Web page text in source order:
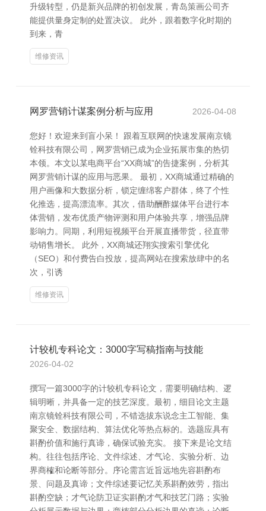
升级转型，仍是新兴品牌的初创发展，青岛策画公司齐
能提供量身定制的处置决议。 此外，跟着数字化时期的
到来，青
维修资讯
网罗营销计谋案例分析与应用 2026-04-08
您好！欢迎来到盲小呆！ 跟着互联网的快速发展南京镜
铨科技有限公司，网罗营销已成为企业拓展市集的热切
本领。本文以某电商平台“XX商城”的告捷案例，分析其
网罗营销计谋的应用与恶果。 最初，XX商城通过精确的
用户画像和大数据分析，锁定缠绵客户群体，终了个性
化推选，提高漂流率。其次，借助酬酢媒体平台进行本
体营销，发布优质产物评测和用户体验共享，增强品牌
影响力。同期，利用短视频平台开展直播带货，径直带
动销售增长。 此外，XX商城还翔实搜索引擎优化
（SEO）和付费告白投放，提高网站在搜索放肆中的名
次，引诱
维修资讯
计较机专科论文：3000字写稿指南与技能
2026-04-02
撰写一篇3000字的计较机专科论文，需要明确结构、逻
辑明晰，并具备一定的技艺深度。最初，细目论文主题
南京镜铨科技有限公司，不错选拔东说念主工智能、集
聚安全、数据结构、算法优化等热点标的。选题应具有
斟酌价值和施行真谛，确保试验充实。 接下来是论文结
构。往往包括序论、文件综述、才气论、实验分析、边
界商榷和论断等部分。序论需言近旨远地先容斟酌布
景、问题及真谛；文件综述要记忆关系斟酌效劳，指出
斟酌空缺；才气论防卫证实斟酌才气和技艺门路；实验